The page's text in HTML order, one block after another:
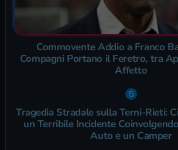
Commovente Addio a Franco
Compagni Portano il Feretro, tra
Affetto
Tragedia Stradale sulla Terni-Rieti:
un Terribile Incidente
Auto e un Camper